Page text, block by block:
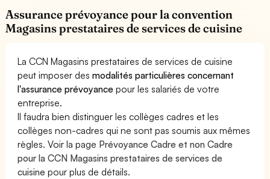
Assurance prévoyance pour la convention
Magasins prestataires de services de cuisine
La CCN Magasins prestataires de services de cuisine
peut imposer desmodalités particulières concernant
l'assurance prévoyance pour les salariés de votre
entreprise.
Il faudra bien distinguer les collèges cadres et les
collèges non-cadres qui ne sont pas soumis aux mêmes
règles. Voir la page Prévoyance Cadre et non Cadre
pour la CCN Magasins prestataires de services de
cuisine pour plus de détails.